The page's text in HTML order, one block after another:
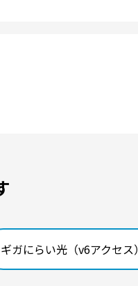
ギガにらい光（v6アクセス）